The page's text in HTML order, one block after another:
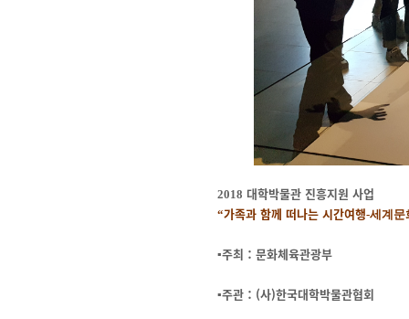
2018 대학박물관 진흥지원 사업
“가족과 함께 떠나는 시간여행-세계
▪주최 ：문화체육관광부
▪주관 ：(사)한국대학박물관협회